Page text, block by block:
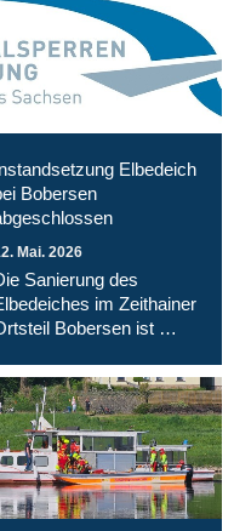
Elbedeich
Bobersen
Mai. 2026
Sanierung des
im Zeithainer
Bobersen ist …